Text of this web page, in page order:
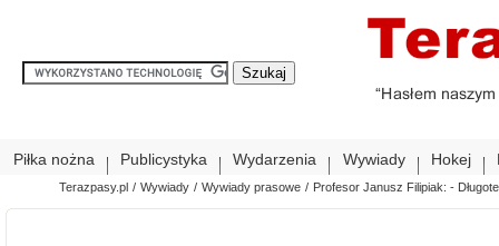
Piłka nożna Publicystyka Wydarzenia Wywiady Hokej
Terazpasy.pl / Wywiady / Wywiady prasowe / Profesor Janusz Filipiak: -